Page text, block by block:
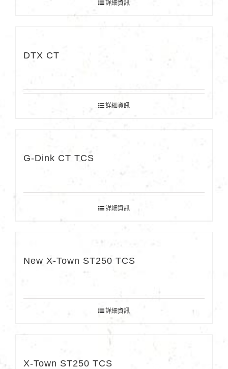
詳細資訊
DTX CT
詳細資訊
G-Dink CT TCS
詳細資訊
New X-Town ST250 TCS
詳細資訊
X-Town ST250 TCS